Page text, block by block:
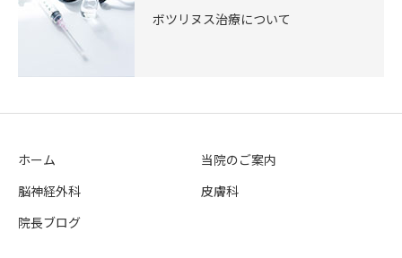
ボツリヌス治療について
ホーム
当院のご案内
脳神経外科
皮膚科
院長ブログ